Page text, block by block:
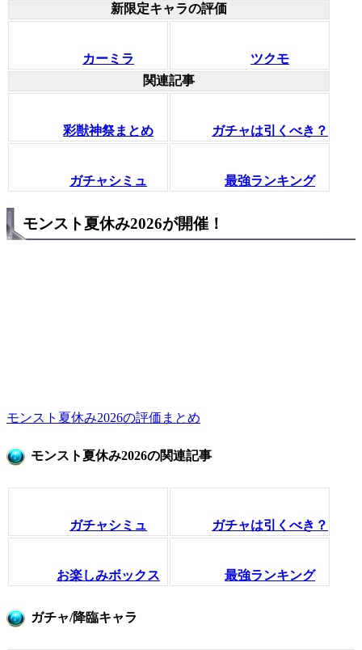
新限定キャラの評価
カーミラ
ツクモ
関連記事
彩獣神祭まとめ ガチャは引くべき？
ガチャシミュ 最強ランキング
モンスト夏休み2026が開催！
モンスト夏休み2026の評価まとめ
モンスト夏休み2026の関連記事
ガチャシミュ ガチャは引くべき？
お楽しみボックス 最強ランキング
ガチャ/降臨キャラ